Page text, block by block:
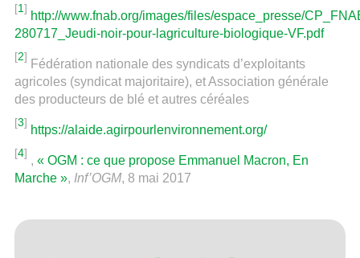
[1]
http://www.fnab.org/images/files/espace_presse/
280717_Jeudi-noir-pour-lagriculture-biologique-VF.pdf
[2]
Fédération nationale des syndicats d’exploitants
agricoles (syndicat majoritaire), et Association générale
des producteurs de blé et autres céréales
[3]
https://alaide.agirpourlenvironnement.org/
[4]
, « OGM : ce que propose Emmanuel Macron, En
Marche », Inf’OGM, 8 mai 2017